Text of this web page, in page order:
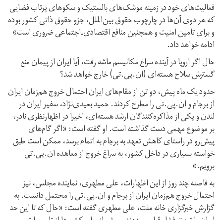
فعالیت‌های خود در زمینه موشک‌های بالستیک و سکوهای پرتاب فضایی
که هر دوی آن‌ها در چارچوب حقوق بین‌الملل، جزو حقوق ذاتی کشور بوده
و برای تامین امنیت و همچنین منافع اقتصادی‌ـ‌اجتماعی ضروری است»
ادامه خواهد داد.
حال اگر اروپا در آینده سراغ مکانیسم ماشه رفت، آیا ایران از پیمان منع
گسترش سلاح هسته‌ای (ان.پی.تی) خارج خواهد شد؟
حدود یک ماه پیش، دو تن از مقام‌های ایران احتمال خروج هم‌زمان ایران
از برجام و ان‌.‌پی.تی را مطرح کردند. حمید بعیدی‌نژاد، سفیر ایران در
لندن و یکی از مذاکره‌کنندگان ارشد هسته‌ای، اخیرا در اظهار‌نظری نادر،
بر موضوع مهمی دست گذاشته است. او گفته است: «اگر گام‌های
پیش‌رو در راستای کاهش تعهد به برجام به اتمام برسد، ممکن است طبق
خواسته بسیاری در داخل کشور، به سراغ خروج از معاهده ان.پی.تی
برویم.»
به فاصله چند روز از این اظهارات، علی مطهری، نماینده مجلس، نیز
احتمال خروج هم‌زمان ایران از برجام و ان.پی.تی را محتمل دانست. به
گزارش خبرگزاری خانه ملت، علی مطهری گفته است: «حال که تا این حد